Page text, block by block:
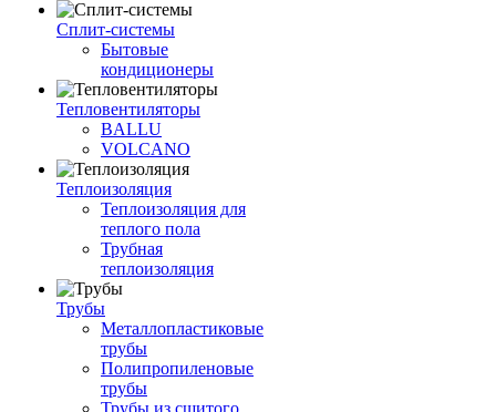
Сплит-системы
Бытовые
кондиционеры
Тепловентиляторы
BALLU
VOLCANO
Теплоизоляция
Теплоизоляция для
теплого пола
Трубная
теплоизоляция
Трубы
Металлопластиковые
трубы
Полипропиленовые
трубы
Трубы из сшитого